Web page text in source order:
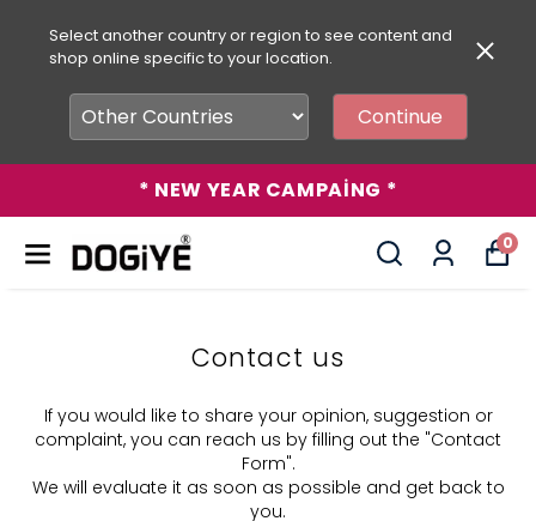
Select another country or region to see content and
shop online specific to your location.
Continue
* NEW YEAR CAMPAİNG *
0
Contact us
​If you would like to share your opinion, suggestion or
complaint, you can reach us by filling out the "Contact
Form".
We will evaluate it as soon as possible and get back to
you.